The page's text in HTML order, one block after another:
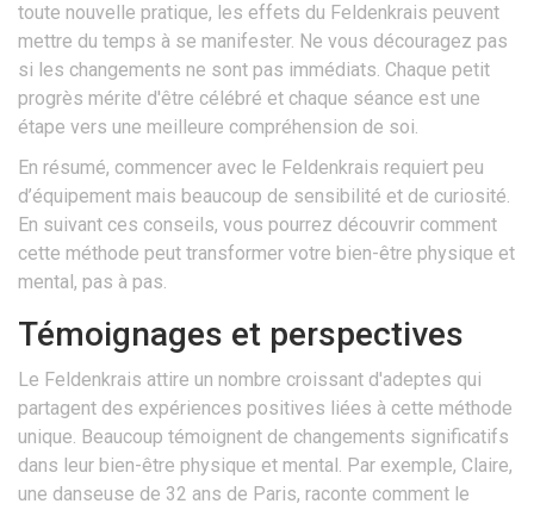
toute nouvelle pratique, les effets du Feldenkrais peuvent
mettre du temps à se manifester. Ne vous découragez pas
si les changements ne sont pas immédiats. Chaque petit
progrès mérite d'être célébré et chaque séance est une
étape vers une meilleure compréhension de soi.
En résumé, commencer avec le Feldenkrais requiert peu
d’équipement mais beaucoup de sensibilité et de curiosité.
En suivant ces conseils, vous pourrez découvrir comment
cette méthode peut transformer votre bien-être physique et
mental, pas à pas.
Témoignages et perspectives
Le Feldenkrais attire un nombre croissant d'adeptes qui
partagent des expériences positives liées à cette méthode
unique. Beaucoup témoignent de changements significatifs
dans leur bien-être physique et mental. Par exemple, Claire,
une danseuse de 32 ans de Paris, raconte comment le